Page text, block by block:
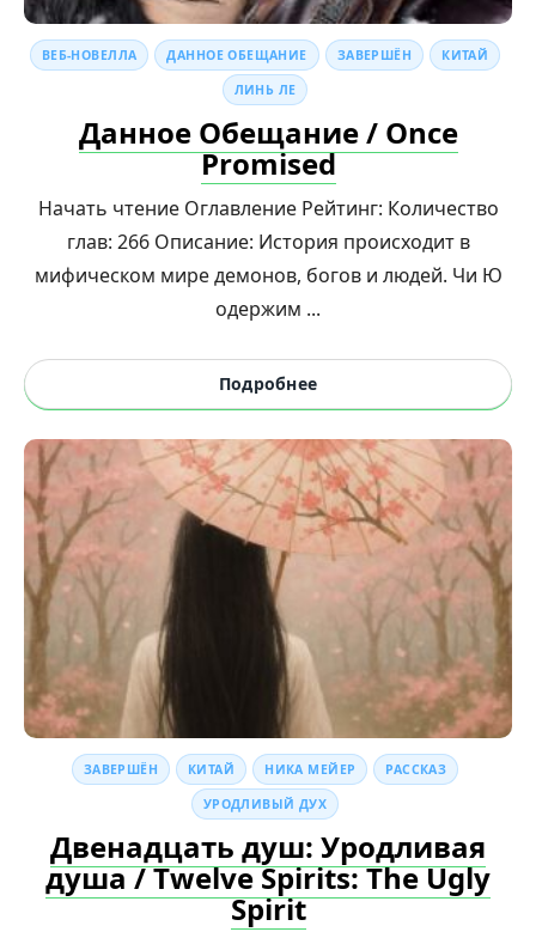
ВЕБ-НОВЕЛЛА ДАННОЕ ОБЕЩАНИЕ ЗАВЕРШЁН КИТАЙ
ЛИНЬ ЛЕ
Данное Обещание / Once
Promised
Начать чтение Оглавление Рейтинг: Количество
глав: 266 Описание: История происходит в
мифическом мире демонов, богов и людей. Чи Ю
одержим ...
Подробнее
ЗАВЕРШЁН КИТАЙ НИКА МЕЙЕР РАССКАЗ
УРОДЛИВЫЙ ДУХ
Двенадцать душ: Уродливая
душа / Twelve Spirits: The Ugly
Spirit